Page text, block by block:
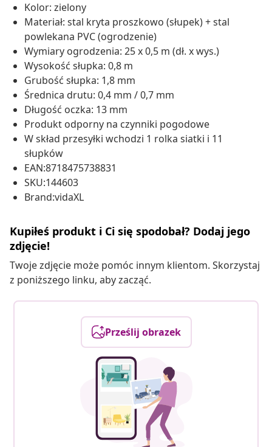
Kolor: zielony
Materiał: stal kryta proszkowo (słupek) + stal
powlekana PVC (ogrodzenie)
Wymiary ogrodzenia: 25 x 0,5 m (dł. x wys.)
Wysokość słupka: 0,8 m
Grubość słupka: 1,8 mm
Średnica drutu: 0,4 mm / 0,7 mm
Długość oczka: 13 mm
Produkt odporny na czynniki pogodowe
W skład przesyłki wchodzi 1 rolka siatki i 11
słupków
EAN:8718475738831
SKU:144603
Brand:vidaXL
Kupiłeś produkt i Ci się spodobał? Dodaj jego
zdjęcie!
Twoje zdjęcie może pomóc innym klientom. Skorzystaj
z poniższego linku, aby zacząć.
Prześlij obrazek